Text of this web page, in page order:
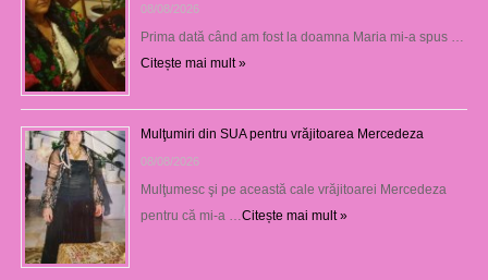
08/08/2026
Prima dată când am fost la doamna Maria mi-a spus …
Citește mai mult »
Mulţumiri din SUA pentru vrăjitoarea Mercedeza
08/08/2026
Mulţumesc şi pe această cale vrăjitoarei Mercedeza
pentru că mi-a … Citește mai mult »